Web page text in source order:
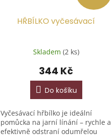
HŘBÍLKO vyčesávací
Skladem (2 ks)
344 Kč
Do košíku
Vyčesávací hřbílko je ideální
pomůcka na jarní línání – rychle a
efektivně odstraní odumřelou